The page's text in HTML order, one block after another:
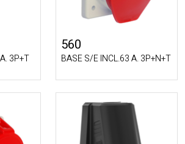
3P+T
560
BASE S/E INCL.63 A. 3P+N+T